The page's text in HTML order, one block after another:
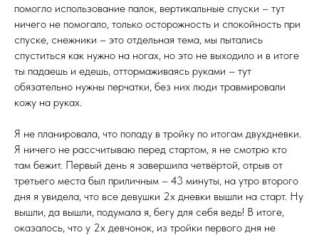
помогло использование палок, вертикальные спуски – тут
ничего не помогало, только осторожность и спокойность при
спуске, снежники – это отдельная тема, мы пытались
спуститься как нужно на ногах, но это не выходило и в итоге
ты падаешь и едешь, оттормаживаясь руками – тут
обязательно нужны перчатки, без них люди травмировали
кожу на руках.
Я не планировала, что попаду в тройку по итогам двухдневки.
Я ничего не рассчитываю перед стартом, я не смотрю кто
там бежит. Первый день я завершила четвёртой, отрыв от
третьего места был приличным – 43 минуты, на утро второго
дня я увидела, что все девушки 2х дневки вышли на старт. Ну
вышли, да вышли, подумала я, бегу для себя ведь! В итоге,
оказалось, что у 2х девчонок, из тройки первого дня не